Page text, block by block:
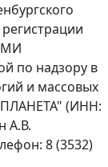
по надзору в
и массовых
(ИНН:
А.В.
8 (3532)